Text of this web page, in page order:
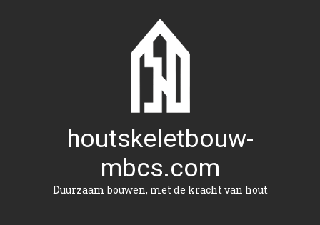
houtskeletbouw-
mbcs.com
Duurzaam bouwen, met de kracht van hout